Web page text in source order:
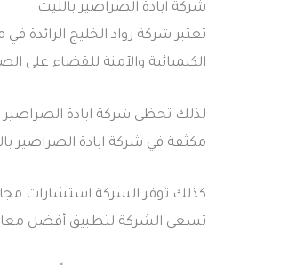
شركة ابادة الصراصير بالليث
تعتبر شركة رواد الخليج
الكيميائية والآمنة للقضاء على
لذلك تحظى شركة ابادة الصراصير
مكثفة في شركة ابادة الصراصير
كذلك توفر الشركة استشارات
تسعى الشركة لتطبيق أفضل